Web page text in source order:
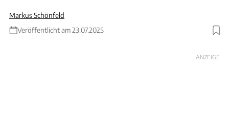
Markus Schönfeld
Veröffentlicht am 23.07.2025
Foto: TU Graz
ANZEIGE